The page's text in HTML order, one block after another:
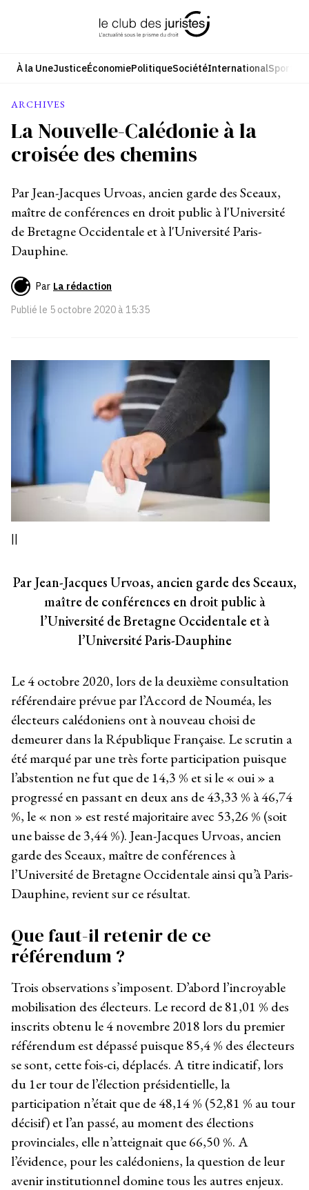
À la UneJusticeÉconomiePolitiqueSociétéInternationalSport
ARCHIVES
La Nouvelle-Calédonie à la
croisée des chemins
Par Jean-Jacques Urvoas, ancien garde des Sceaux,
maître de conférences en droit public à l'Université
de Bretagne Occidentale et à l'Université Paris-
Dauphine.
Par La rédaction
Publié le 5 octobre 2020 à 15:35
Par Jean-Jacques Urvoas, ancien garde des Sceaux,
maître de conférences en droit public à
l’Université de Bretagne Occidentale et à
l’Université Paris-Dauphine
Le 4 octobre 2020, lors de la deuxième consultation
référendaire prévue par l’Accord de Nouméa, les
électeurs calédoniens ont à nouveau choisi de
demeurer dans la République Française. Le scrutin a
été marqué par une très forte participation puisque
l’abstention ne fut que de 14,3 % et si le « oui » a
progressé en passant en deux ans de 43,33 % à 46,74
%, le « non » est resté majoritaire avec 53,26 % (soit
une baisse de 3,44 %). Jean-Jacques Urvoas, ancien
garde des Sceaux, maître de conférences à
l’Université de Bretagne Occidentale ainsi qu’à Paris-
Dauphine, revient sur ce résultat.
Que faut-il retenir de ce
référendum ?
Trois observations s’imposent. D’abord l’incroyable
mobilisation des électeurs. Le record de 81,01 % des
inscrits obtenu le 4 novembre 2018 lors du premier
référendum est dépassé puisque 85,4 % des électeurs
se sont, cette fois-ci, déplacés. A titre indicatif, lors
du 1er tour de l’élection présidentielle, la
participation n’était que de 48,14 % (52,81 % au tour
décisif) et l’an passé, au moment des élections
provinciales, elle n’atteignait que 66,50 %. A
l’évidence, pour les calédoniens, la question de leur
avenir institutionnel domine tous les autres enjeux.